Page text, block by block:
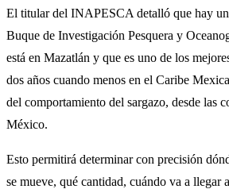
El titular del INAPESCA detalló que hay
Buque de Investigación Pesquera y
está en Mazatlán y que es uno de los
dos años cuando menos en el Caribe
del comportamiento del sargazo, desde las
México.
Esto permitirá determinar con precisión
se mueve, qué cantidad, cuándo va a llegar